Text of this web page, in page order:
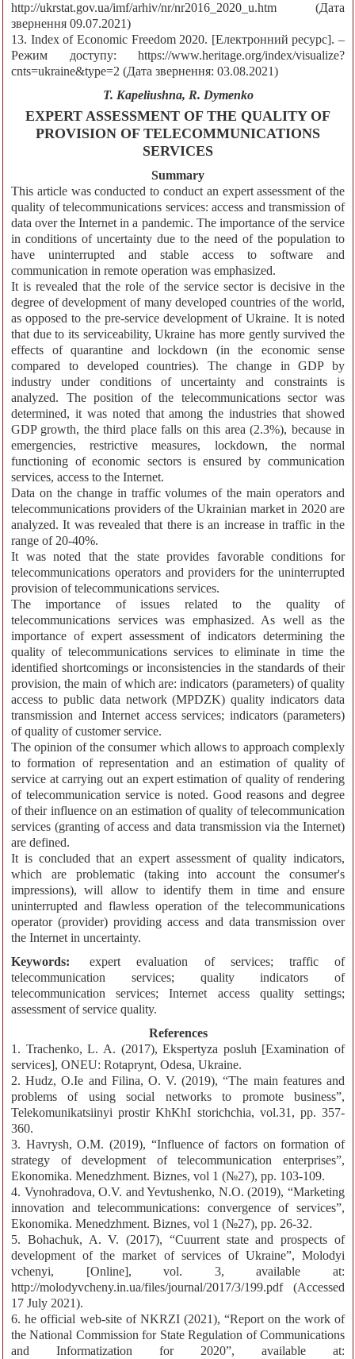
http://ukrstat.gov.ua/imf/arhiv/nr/nr2016_2020_u.htm (Дата
звернення 09.07.2021)
13. Index of Economic Freedom 2020. [Електронний ресурс]. –
Режим доступу: https://www.heritage.org/index/visualize?
cnts=ukraine&type=2 (Дата звернення: 03.08.2021)
T. Kapeliushna, R. Dymenko
EXPERT ASSESSMENT OF THE QUALITY OF
PROVISION OF TELECOMMUNICATIONS
SERVICES
Summary
This article was conducted to conduct an expert assessment of the
quality of telecommunications services: access and transmission of
data over the Internet in a pandemic. The importance of the service
in conditions of uncertainty due to the need of the population to
have uninterrupted and stable access to software and
communication in remote operation was emphasized.
It is revealed that the role of the service sector is decisive in the
degree of development of many developed countries of the world,
as opposed to the pre-service development of Ukraine. It is noted
that due to its serviceability, Ukraine has more gently survived the
effects of quarantine and lockdown (in the economic sense
compared to developed countries). The change in GDP by
industry under conditions of uncertainty and constraints is
analyzed. The position of the telecommunications sector was
determined, it was noted that among the industries that showed
GDP growth, the third place falls on this area (2.3%), because in
emergencies, restrictive measures, lockdown, the normal
functioning of economic sectors is ensured by communication
services, access to the Internet.
Data on the change in traffic volumes of the main operators and
telecommunications providers of the Ukrainian market in 2020 are
analyzed. It was revealed that there is an increase in traffic in the
range of 20-40%.
It was noted that the state provides favorable conditions for
telecommunications operators and providers for the uninterrupted
provision of telecommunications services.
The importance of issues related to the quality of
telecommunications services was emphasized. As well as the
importance of expert assessment of indicators determining the
quality of telecommunications services to eliminate in time the
identified shortcomings or inconsistencies in the standards of their
provision, the main of which are: indicators (parameters) of quality
access to public data network (MPDZK) quality indicators data
transmission and Internet access services; indicators (parameters)
of quality of customer service.
The opinion of the consumer which allows to approach complexly
to formation of representation and an estimation of quality of
service at carrying out an expert estimation of quality of rendering
of telecommunication service is noted. Good reasons and degree
of their influence on an estimation of quality of telecommunication
services (granting of access and data transmission via the Internet)
are defined.
It is concluded that an expert assessment of quality indicators,
which are problematic (taking into account the consumer's
impressions), will allow to identify them in time and ensure
uninterrupted and flawless operation of the telecommunications
operator (provider) providing access and data transmission over
the Internet in uncertainty.
Keywords:
expert evaluation of services; traffic of
telecommunication services; quality indicators of
telecommunication services; Internet access quality settings;
assessment of service quality.
References
1. Trachenko, L. A. (2017), Ekspertyza posluh [Examination of
services], ONEU: Rotaprynt, Odesa, Ukraine.
2. Hudz, O.Ie and Filina, O. V. (2019), “The main features and
problems of using social networks to promote business”,
Telekomunikatsiinyi prostir KhKhI storichchia, vol.31, pp. 357-
360.
3. Havrysh, O.M. (2019), “Influence of factors on formation of
strategy of development of telecommunication enterprises”,
Ekonomika. Menedzhment. Biznes, vol 1 (№27), pp. 103-109.
4. Vynohradova, O.V. and Yevtushenko, N.O. (2019), “Marketing
innovation and telecommunications: convergence of services”,
Ekonomika. Menedzhment. Biznes, vol 1 (№27), pp. 26-32.
5. Bohachuk, A. V. (2017), “Cuurrent state and prospects of
development of the market of services of Ukraine”, Molodyi
vchenyi, [Online], vol. 3, available at:
http://molodyvcheny.in.ua/files/journal/2017/3/199.pdf (Accessed
17 July 2021).
6. he official web-site of NKRZI (2021), “Report on the work of
the National Commission for State Regulation of Communications
and Informatization for 2020”, available at: